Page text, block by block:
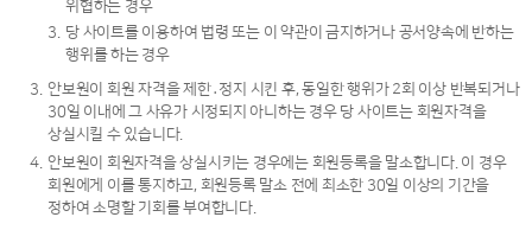
위협하는 경우
3.
당 사이트를 이용하여 법령 또는 이 약관이 금지하거나 공서양속에 반하는
행위를 하는 경우
3.
안보원이 회원 자격을 제한․정지 시킨 후, 동일한 행위가 2회 이상 반복되거나
30일 이내에 그 사유가 시정되지 아니하는 경우 당 사이트는 회원자격을
상실시킬 수 있습니다.
4. 안보원이 회원자격을 상실시키는 경우에는 회원등록을 말소합니다. 이 경우
회원에게 이를 통지하고, 회원등록 말소 전에 최소한 30일 이상의 기간을
정하여 소명할 기회를 부여합니다.